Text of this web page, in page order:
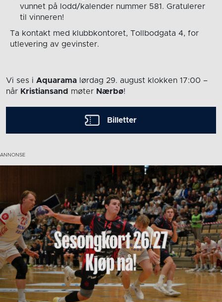
vunnet på lodd/kalender nummer 581. Gratulerer
til vinneren!
Ta kontakt med klubbkontoret, Tollbodgata 4, for
utlevering av gevinster.
Vi ses i Aquarama lørdag 29. august klokken 17:00 –
når Kristiansand møter Nærbø!
Billetter